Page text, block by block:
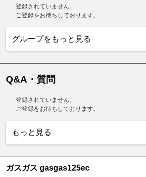
登録されていません。
ご登録をお待ちしております。
グループをもっと見る
Q&A・質問
登録されていません。
ご登録をお待ちしております。
もっと見る
ガスガス gasgas125ec